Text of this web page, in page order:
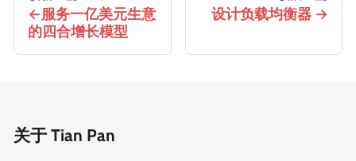
服务一亿美元生意
的四合增长模型
设计负载均衡器
关于 Tian Pan